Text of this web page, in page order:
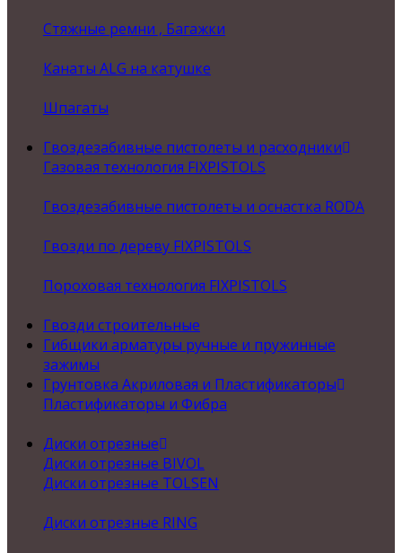
Стяжные ремни , Багажки
Канаты ALG на катушке
Шпагаты
Гвоздезабивные пистолеты и расходники
Газовая технология FIXPISTOLS
Гвоздезабивные пистолеты и оснастка RODA
Гвозди по дереву FIXPISTOLS
Пороховая технология FIXPISTOLS
Гвозди строительные
Гибщики арматуры ручные и пружинные
зажимы
Грунтовка Акриловая и Пластификаторы
Пластификаторы и Фибра
Диски отрезные
Диски отрезные BIVOL
Диски отрезные TOLSEN
Диски отрезные RING